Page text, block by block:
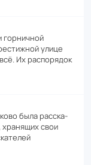
горни­чной
улице
Их распо­рядок
была расска­
свои